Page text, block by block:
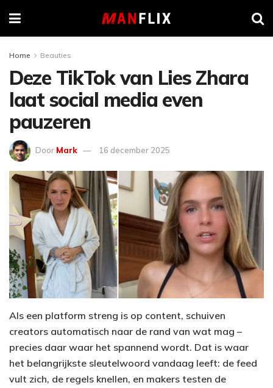
Home Beauties
Deze TikTok van Lies Zhara
laat social media even
pauzeren
Door Mark 16 december 2025
Als een platform streng is op content, schuiven
creators automatisch naar de rand van wat mag –
precies daar waar het spannend wordt. Dat is waar
het belangrijkste sleutelwoord vandaag leeft: de feed
vult zich, de regels knellen, en makers testen de